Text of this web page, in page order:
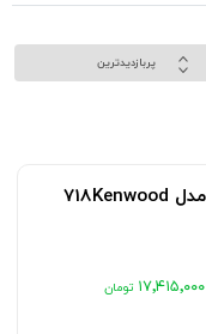
پربازدیدترین
باند کنوود مدل 718Kenwood
۱۷٬۴۱۵٬۰۰۰